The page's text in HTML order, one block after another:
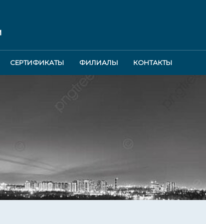
СЕРТИФИКАТЫ ФИЛИАЛЫ КОНТАКТЫ